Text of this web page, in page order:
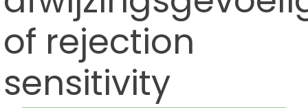
of rejection
sensitivity